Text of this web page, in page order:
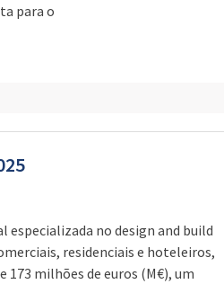
para o
especializada no design and build
residenciais e hoteleiros,
173 milhões de euros (M€), um